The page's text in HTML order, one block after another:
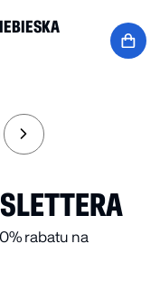
→
rabatu na